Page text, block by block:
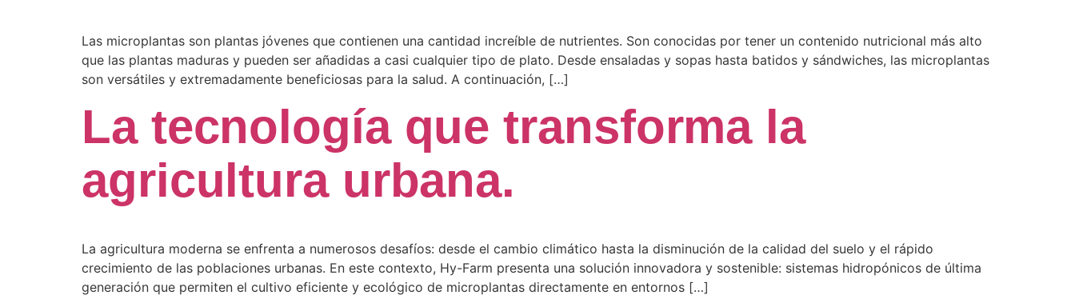
Las microplantas son plantas jóvenes que contienen una cantidad increíble de nutrientes. Son conocidas por tener un contenido nutricional más alto
que las plantas maduras y pueden ser añadidas a casi cualquier tipo de plato. Desde ensaladas y sopas hasta batidos y sándwiches, las microplantas
son versátiles y extremadamente beneficiosas para la salud. A continuación, […]
La tecnología que transforma la
agricultura urbana.
La agricultura moderna se enfrenta a numerosos desafíos: desde el cambio climático hasta la disminución de la calidad del suelo y el rápido
crecimiento de las poblaciones urbanas. En este contexto, Hy-Farm presenta una solución innovadora y sostenible: sistemas hidropónicos de última
generación que permiten el cultivo eficiente y ecológico de microplantas directamente en entornos […]